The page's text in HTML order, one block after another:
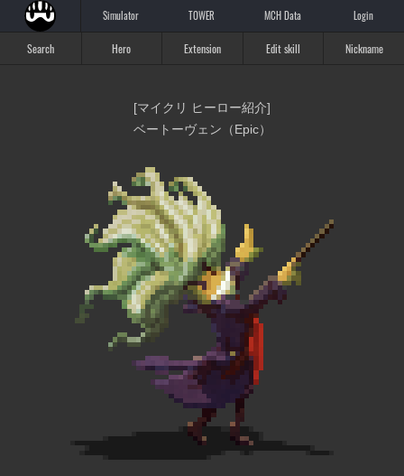
Simulator TOWER MCH Data Login
Search Hero Extension Edit skill Nickname
[マイクリ ヒーロー紹介]
ベートーヴェン（Epic）